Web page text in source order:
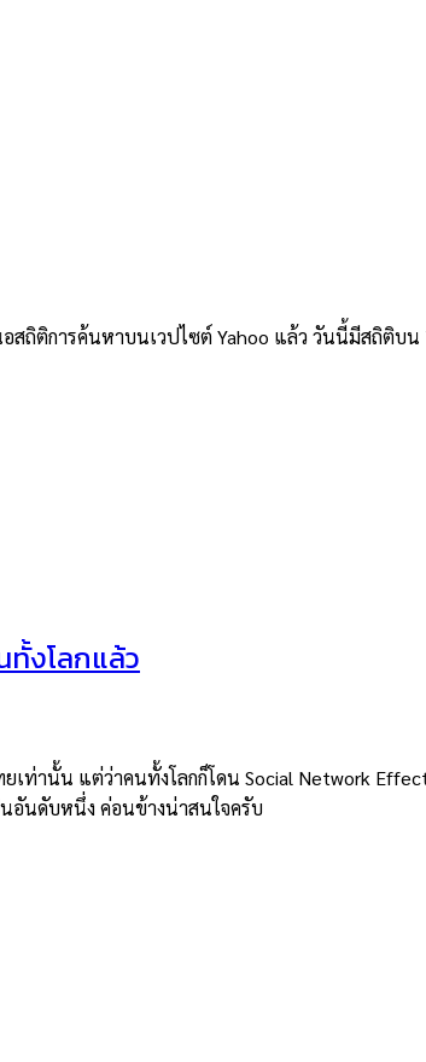
สถิติการค้นหาบนเวปไซต์ Yahoo แล้ว วันนี้มีสถิติ
ทั้งโลกแล้ว
ยเท่านั้น แต่ว่าคนทั้งโลกก็โดน Social Network
อันดับหนึ่ง ค่อนข้างน่าสนใจครับ